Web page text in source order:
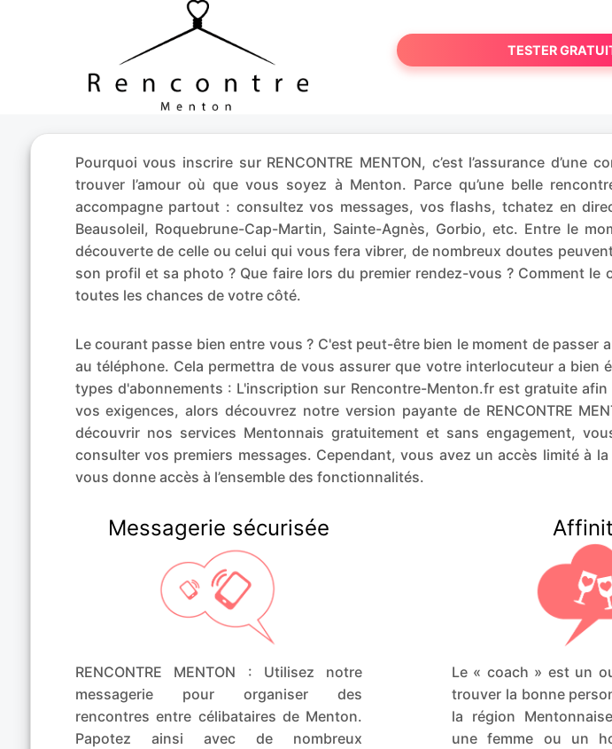
TESTER
Pourquoi vous inscrire sur RENCONTRE MENTON, c’est l’assurance
trouver l’amour où que vous soyez à Menton. Parce qu’une belle
accompagne partout : consultez vos messages, vos flashs, tchatez en
Beausoleil, Roquebrune-Cap-Martin, Sainte-Agnès, Gorbio, etc. Entre le
découverte de celle ou celui qui vous fera vibrer, de nombreux doutes
son profil et sa photo ? Que faire lors du premier rendez-vous ? Comment
toutes les chances de votre côté.
Le courant passe bien entre vous ? C'est peut-être bien le moment de
au téléphone. Cela permettra de vous assurer que votre interlocuteur a
types d'abonnements : L'inscription sur Rencontre-Menton.fr est gratuite
vos exigences, alors découvrez notre version payante de RENCONTRE
découvrir nos services Mentonnais gratuitement et sans engagement,
consulter vos premiers messages. Cependant, vous avez un accès limité à
vous donne accès à l’ensemble des fonctionnalités.
Messagerie sécurisée
RENCONTRE MENTON : Utilisez notre
messagerie pour organiser des
rencontres entre célibataires de Menton.
Papotez ainsi avec de nombreux
Le « coach » est un
trouver la bonne
la région
une femme ou un